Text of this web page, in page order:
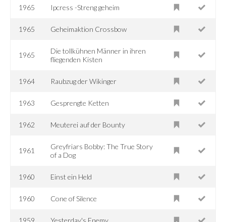
1965 Ipcress -Streng geheim
1965 Geheimaktion Crossbow
1965
Die tollkühnen Männer in ihren
fliegenden Kisten
1964 Raubzug der Wikinger
1963 Gesprengte Ketten
1962 Meuterei auf der Bounty
1961
Greyfriars Bobby: The True Story
of a Dog
1960 Einst ein Held
1960 Cone of Silence
1959 Yesterday's Enemy